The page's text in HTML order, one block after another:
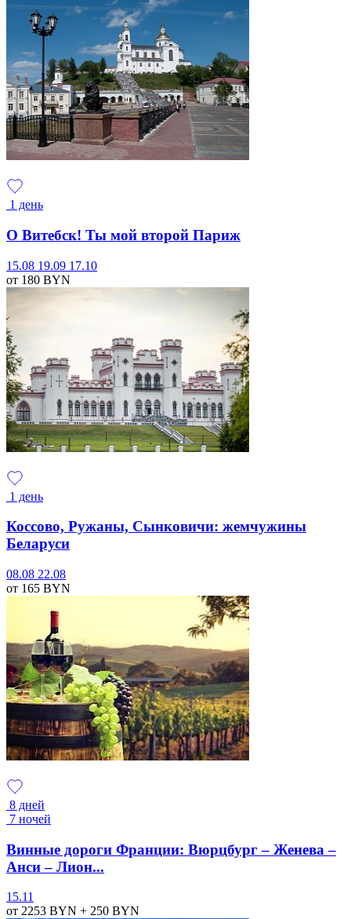
1 день
О Витебск! Ты мой второй Париж
15.08 19.09 17.10
от 180 BYN
1 день
Коссово, Ружаны, Сынковичи: жемчужины
Беларуси
08.08 22.08
от 165 BYN
8 дней
7 ночей
Винные дороги Франции: Вюрцбург – Женева –
Анси – Лион...
15.11
от 2253 BYN + 250 BYN